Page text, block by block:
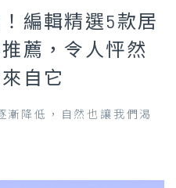
編輯精選5款居
薦，令人怦然
自它
漸降低，自然也讓我們渴